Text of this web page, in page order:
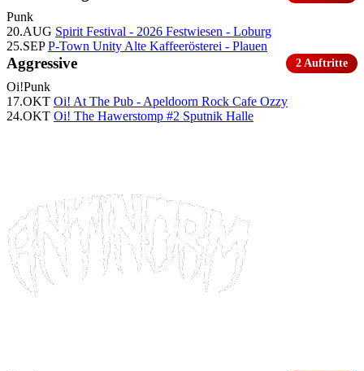
Punk
20.AUG Spirit Festival - 2026 Festwiesen - Loburg
25.SEP P-Town Unity Alte Kaffeerösterei - Plauen
Aggressive 2 Auftritte
Oi!Punk
17.OKT Oi! At The Pub - Apeldoorn Rock Cafe Ozzy
24.OKT Oi! The Hawerstomp #2 Sputnik Halle